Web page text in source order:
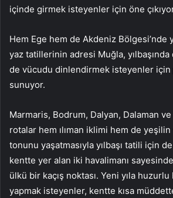
içinde girmek isteyenler için öne
Hem Ege hem de Akdeniz Bölgesi’nde
yaz tatillerinin adresi Muğla,
de vücudu dinlendirmek isteyenler
sunuyor.
Marmaris, Bodrum, Dalyan, Dalaman
rotalar hem ılıman iklimi hem de
tonunu yaşatmasıyla yılbaşı tatili için
kentte yer alan iki havalimanı
ülkü bir kaçış noktası. Yeni yıla huzurlu
yapmak isteyenler, kentte kısa